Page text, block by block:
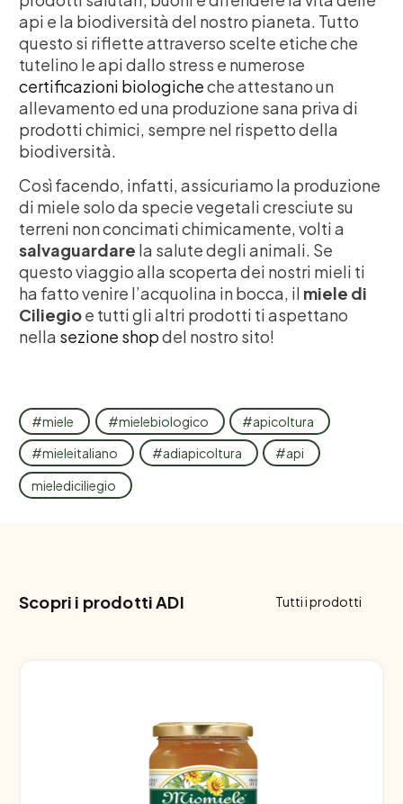
api e la biodiversità del nostro pianeta. Tutto
questo si riflette attraverso scelte etiche che
tutelino le api dallo stress e numerose
certificazioni biologicheche attestano un
allevamento ed una produzione sana priva di
prodotti chimici, sempre nel rispetto della
biodiversità.
Così facendo, infatti, assicuriamo la produzione
di miele solo da specie vegetali cresciute su
terreni non concimati chimicamente, volti a
salvaguardare la salute degli animali. Se
questo viaggio alla scoperta dei nostri mieli ti
ha fatto venire l’acquolina in bocca, il miele di
Ciliegioe tutti gli altri prodotti ti aspettano
nella sezione shopdel nostro sito!
#miele #mielebiologico
#apicoltura
#mieleitaliano
#adiapicoltura
#api
mielediciliegio
Scopri i prodotti ADI Tutti i prodotti